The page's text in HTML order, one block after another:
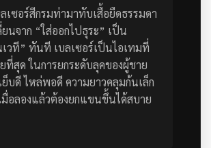
เซอร์สีกรมท่ามาทับเสื้อยืดธรรมดา
นจาก “ใส่ออกไปธุระ” เป็น
วที” ทันที เบลเซอร์เป็นไอเทมที่
ที่สุด ในการยกระดับลุคของผู้ชาย
ย็บดี ไหล่พอดี ความยาวคลุมก้นเล็ก
อลองแล้วต้องยกแขนขึ้นได้สบาย